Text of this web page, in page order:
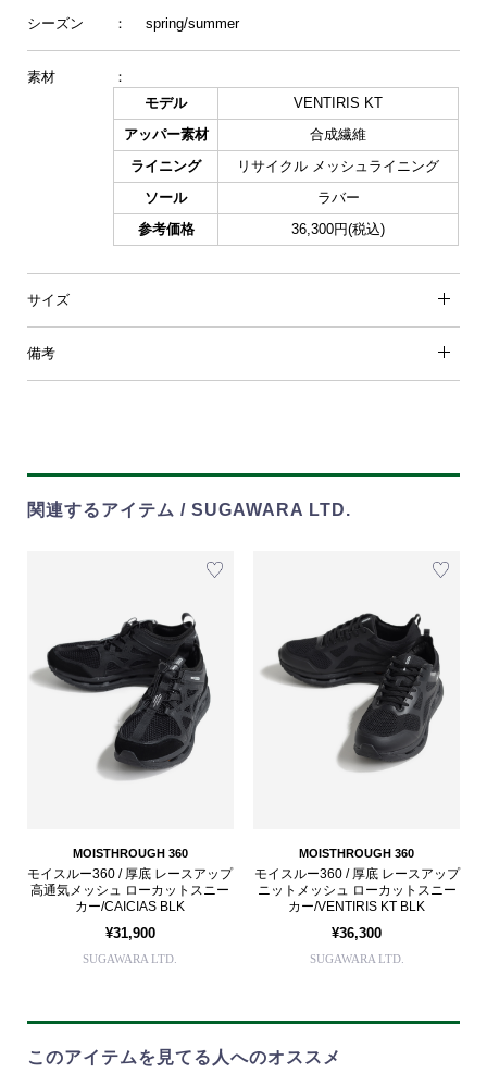
シーズン ： spring/summer
素材
：
モデル
VENTIRIS KT
アッパー素材
合成繊維
ライニング
リサイクル メッシュライニング
ソール
ラバー
参考価格
36,300円(税込)
サイズ
備考
関連するアイテム / SUGAWARA LTD.
MOISTHROUGH 360
モイスルー360 / 厚底 レースアップ
高通気メッシュ ローカットスニー
カー/CAICIAS BLK
¥31,900
SUGAWARA LTD.
MOISTHROUGH 360
モイスルー360 / 厚底 レースアップ
ニットメッシュ ローカットスニー
カー/VENTIRIS KT BLK
¥36,300
SUGAWARA LTD.
このアイテムを見てる人へのオススメ